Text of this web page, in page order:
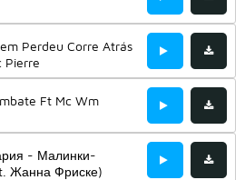
Perdeu Corre Atrás
Pierre
Ft Mc Wm
- Малинки-
Жанна Фриске)